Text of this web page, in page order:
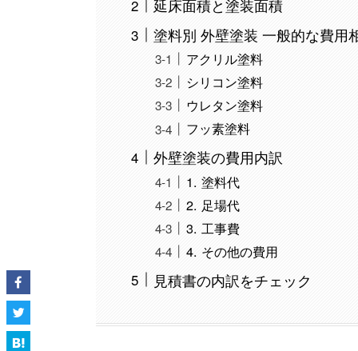
延床面積と塗装面積
塗料別 外壁塗装 一般的な費用
アクリル塗料
シリコン塗料
ウレタン塗料
フッ素塗料
外壁塗装の費用内訳
1. 塗料代
2. 足場代
3. 工事費
4. その他の費用
見積書の内訳をチェック